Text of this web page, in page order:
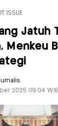
ISSUE
Jatuh
Menkeu
2025 |19:04 WIB